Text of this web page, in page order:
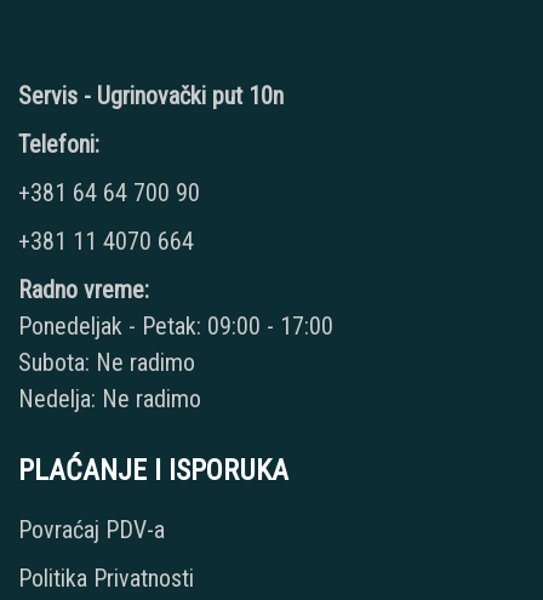
Servis - Ugrinovački put 10n
Telefoni:
+381 64 64 700 90
+381 11 4070 664
Radno vreme:
Ponedeljak - Petak: 09:00 - 17:00
Subota: Ne radimo
Nedelja: Ne radimo
PLAĆANJE I ISPORUKA
Povraćaj PDV-a
Politika Privatnosti